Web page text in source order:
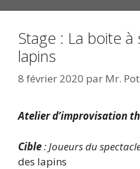
Stage : La boite
lapins
8 février 2020 par Mr.
Atelier d’improvisation
Cible: Joueurs du
des lapins